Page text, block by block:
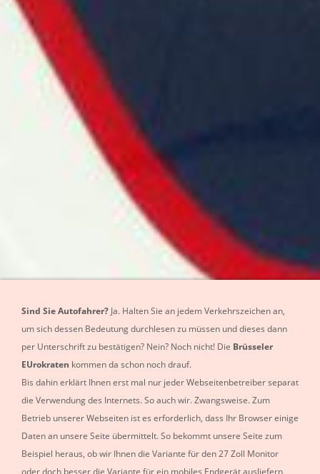
Sind Sie Autofahrer? Ja. Halten Sie an jedem Verkehrszeichen an,
um sich dessen Bedeutung durchlesen zu müssen und dieses dann
per Unterschrift zu bestätigen? Nein? Noch nicht! Die Brüsseler
EUrokraten kommen da schon noch drauf.
Bis dahin erklärt Ihnen erst mal nur jeder Webseitenbetreiber separat
die Verwendung des Internets. So auch wir. Zwangsweise. Zum
Betrieb unserer Webseiten ist es erforderlich, dass Ihr Browser einige
Daten an unsere Seite übermittelt. So bekommt unsere Seite zum
Beispiel heraus, ob wir Ihnen die Variante für den 27 Zoll Monitor
oder doch besser die Variante für ein mobiles Endgerät ausliefern